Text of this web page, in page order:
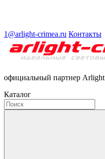
1@arlight-crimea.ru Контакты
официальный партнер Arlight
Каталог